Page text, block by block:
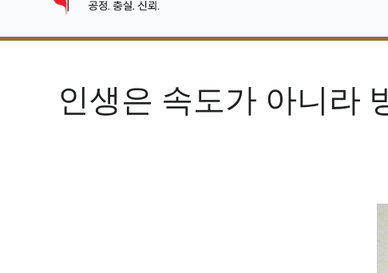
인생은 속도가 아니라